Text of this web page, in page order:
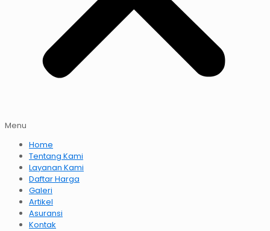
Menu
Home
Tentang Kami
Layanan Kami
Daftar Harga
Galeri
Artikel
Asuransi
Kontak